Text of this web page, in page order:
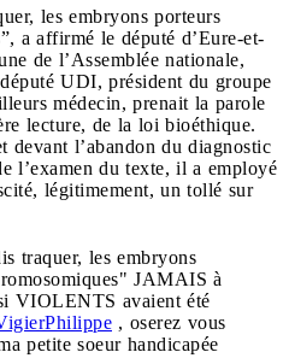
les embryons porteurs
a affirmé le député d’Eure-et-
de l’Assemblée nationale,
UDI, président du groupe
médecin, prenait la parole
lecture, de la loi bioéthique.
devant l’abandon du diagnostic
l’examen du texte, il a employé
légitimement, un tollé sur
traquer, les embryons
JAMAIS à
VIOLENTS avaient été
, oserez vous
petite soeur handicapée